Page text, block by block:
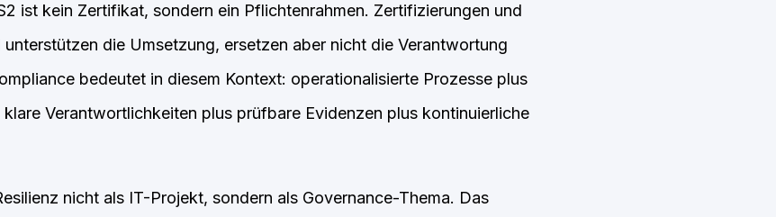
ist kein Zertifikat, sondern ein Pflichtenrahmen. Zertifizierungen und
unterstützen die Umsetzung, ersetzen aber nicht die Verantwortung
bedeutet in diesem Kontext: operationalisierte Prozesse plus
Verantwortlichkeiten plus prüfbare Evidenzen plus kontinuierliche
nicht als IT-Projekt, sondern als Governance-Thema. Das